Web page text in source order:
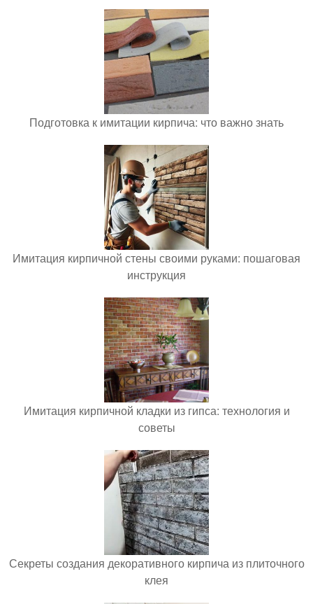
Подготовка к имитации кирпича: что важно знать
Имитация кирпичной стены своими руками: пошаговая
инструкция
Имитация кирпичной кладки из гипса: технология и
советы
Секреты создания декоративного кирпича из плиточного
клея